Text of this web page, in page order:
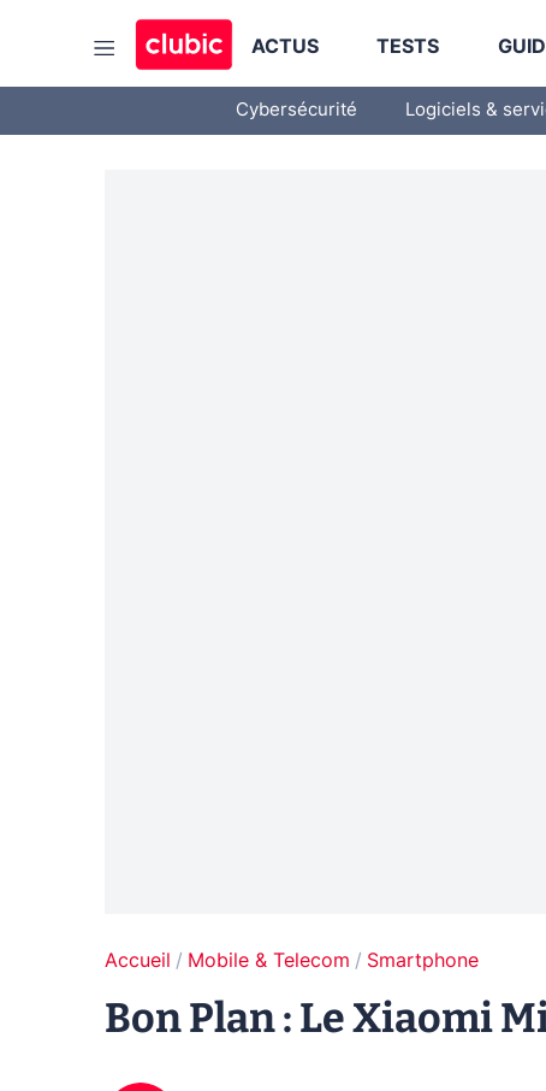
ACTUS TESTS
Cybersécurité Logiciels &
Accueil Mobile & Telecom Smartphone
Bon Plan : Le Xiaomi